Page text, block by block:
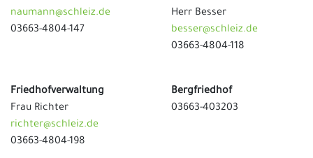
naumann@schleiz.de
03663-4804-147
Herr Besser
besser@schleiz.de
03663-4804-118
Friedhofverwaltung
Frau Richter
richter@schleiz.de
03663-4804-198
Bergfriedhof
03663-403203